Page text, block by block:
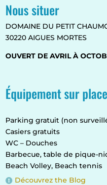
Nous situer
DOMAINE DU PETIT
30220 AIGUES MORTES
OUVERT DE AVRIL À
Équipement sur place
Parking gratuit (non
Casiers gratuits
WC – Douches
Barbecue, table de pique-
Beach Volley, Beach tennis
 Découvrez the Blog